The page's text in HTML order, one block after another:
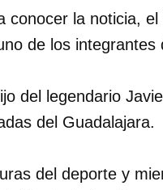
conocer la noticia, el
de los
del legendario
del Guadalajara.
del deporte y